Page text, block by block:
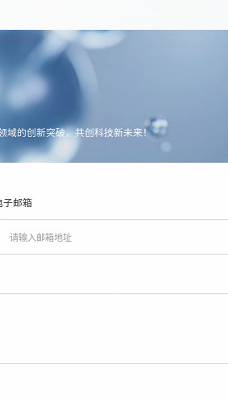
域的创新突破，共创科技新未来！
子邮箱